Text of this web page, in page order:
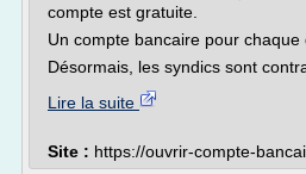
compte est gratuite.
Un compte bancaire pour chaque
Désormais, les syndics sont
Lire la suite
Site : https://ouvrir-compte-